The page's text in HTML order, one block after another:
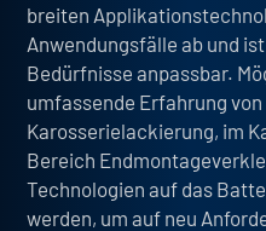
breiten
Anwendungsfälle ab und
Bedürfnisse anpassbar.
umfassende Erfahrung
Karosserielackierung, im
Bereich
Technologien auf das
werden, um auf neu